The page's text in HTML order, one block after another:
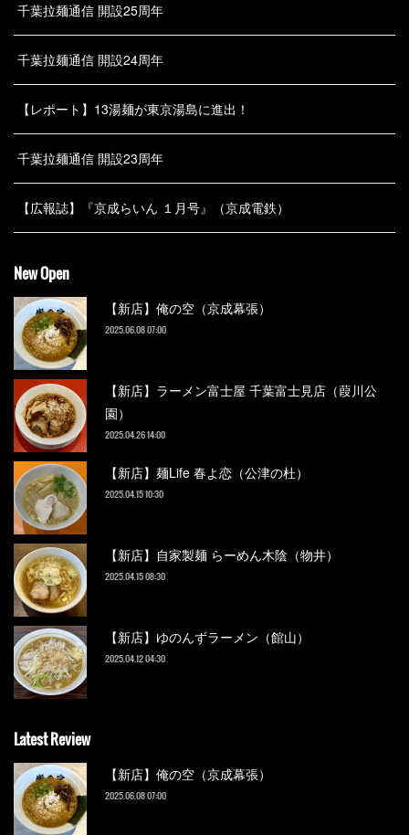
千葉拉麺通信 開設25周年
千葉拉麺通信 開設24周年
【レポート】13湯麺が東京湯島に進出！
千葉拉麺通信 開設23周年
【広報誌】『京成らいん １月号』（京成電鉄）
New Open
【新店】俺の空（京成幕張）
2025.06.08 07:00
【新店】ラーメン富士屋 千葉富士見店（葭川公
園）
2025.04.26 14:00
【新店】麺Life 春よ恋（公津の杜）
2025.04.15 10:30
【新店】自家製麺 らーめん木陰（物井）
2025.04.15 08:30
【新店】ゆのんずラーメン（館山）
2025.04.12 04:30
Latest Review
【新店】俺の空（京成幕張）
2025.06.08 07:00